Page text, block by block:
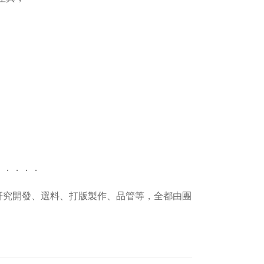
．．．
開發、選料、打版製作、品管等，全都由團